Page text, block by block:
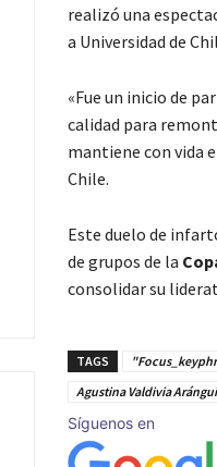
realizó una
a Universidad de
«Fue un inicio de
calidad para
mantiene con vida
Chile.
Este duelo de
de grupos de la
consolidar su
TAGS
Agustina Valdivia
Síguenos en